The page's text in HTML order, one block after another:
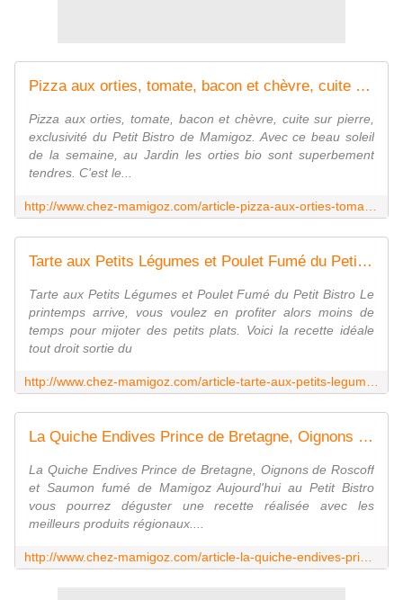
Pizza aux orties, tomate, bacon et chèvre, cuite sur pierre de Mamigoz. - Chez Mamigoz
Pizza aux orties, tomate, bacon et chèvre, cuite sur pierre,
exclusivité du Petit Bistro de Mamigoz. Avec ce beau soleil
de la semaine, au Jardin les orties bio sont superbement
tendres. C'est le...
Tarte aux Petits Légumes et Poulet Fumé du Petit Bistro - Chez Mamigoz
Tarte aux Petits Légumes et Poulet Fumé du Petit Bistro Le
printemps arrive, vous voulez en profiter alors moins de
temps pour mijoter des petits plats. Voici la recette idéale
tout droit sortie du
La Quiche Endives Prince de Bretagne, Oignons de Roscoff et Saumon fumé de Mamigoz - Chez Mamigoz
La Quiche Endives Prince de Bretagne, Oignons de Roscoff
et Saumon fumé de Mamigoz Aujourd'hui au Petit Bistro
vous pourrez déguster une recette réalisée avec les
meilleurs produits régionaux....